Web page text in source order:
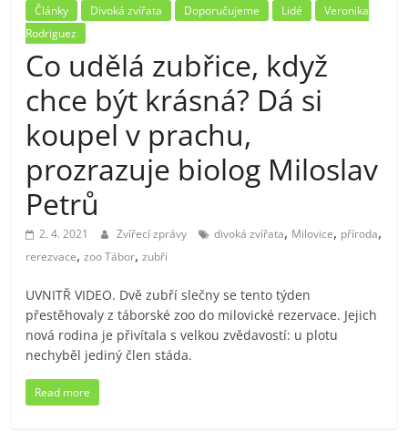
Články Divoká zvířata Doporučujeme Lidé
Veronika
Rodriguez
Co udělá zubřice, když
chce být krásná? Dá si
koupel v prachu,
prozrazuje biolog Miloslav
Petrů
2. 4. 2021 Zvířecí zprávy divoká zvířata, Milovice, příroda,
rerezvace,zoo Tábor,zubři
UVNITŘ VIDEO. Dvě zubří slečny se tento týden
přestěhovaly z táborské zoo do milovické rezervace. Jejich
nová rodina je přivítala s velkou zvědavostí: u plotu
nechyběl jediný člen stáda.
Read more